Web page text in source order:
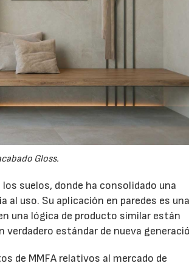
Gloss.
suelos, donde ha consolidado una
uso. Su aplicación en paredes es una
una lógica de producto similar están
estándar de nueva
de MMFA relativos al mercado de